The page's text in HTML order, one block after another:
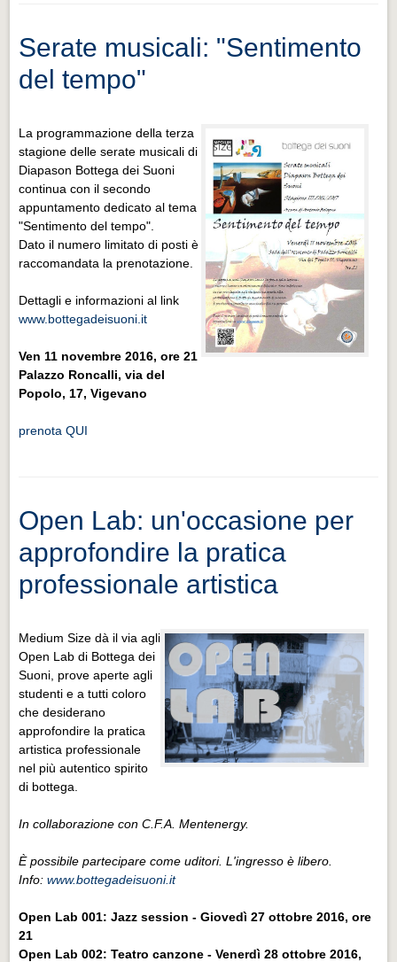
Serate musicali: "Sentimento
del tempo"
La programmazione della terza
stagione delle serate musicali di
Diapason Bottega dei Suoni
continua con il secondo
appuntamento dedicato al tema
"Sentimento del tempo".
Dato il numero limitato di posti è
raccomandata la prenotazione.
Dettagli e informazioni al link
www.bottegadeisuoni.it
Ven 11 novembre 2016, ore 21
Palazzo Roncalli, via del
Popolo, 17, Vigevano
prenota QUI
Open Lab: un'occasione per
approfondire la pratica
professionale artistica
Medium Size dà il via agli
Open Lab di Bottega dei
Suoni, prove aperte agli
studenti e a tutti coloro
che desiderano
approfondire la pratica
artistica professionale
nel più autentico spirito
di bottega.
In collaborazione con C.F.A. Mentenergy.
È possibile partecipare come uditori. L'ingresso è libero.
Info:www.bottegadeisuoni.it
Open Lab 001: Jazz session - Giovedì 27 ottobre 2016, ore
21
Open Lab 002: Teatro canzone - Venerdì 28 ottobre 2016,